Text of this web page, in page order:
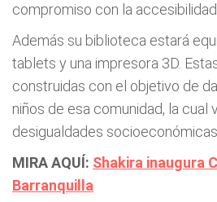
compromiso con la accesibilidad
Además su biblioteca estará
tablets y una impresora 3D.
construidas con el objetivo de
niños de esa comunidad, la cual
desigualdades socioeconómicas.
MIRA AQUÍ: Shakira inaugura
Barranquilla